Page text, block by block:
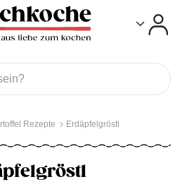
Rezepte Erdäpfelgröstl